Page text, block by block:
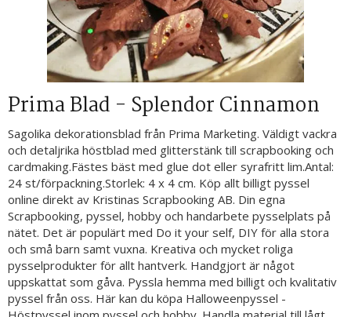
Prima Blad - Splendor Cinnamon
Sagolika dekorationsblad från Prima Marketing. Väldigt vackra
och detaljrika höstblad med glitterstänk till scrapbooking och
cardmaking.Fästes bäst med glue dot eller syrafritt lim.Antal:
24 st/förpackning.Storlek: 4 x 4 cm. Köp allt billigt pyssel
online direkt av Kristinas Scrapbooking AB. Din egna
Scrapbooking, pyssel, hobby och handarbete pysselplats på
nätet. Det är populärt med Do it your self, DIY för alla stora
och små barn samt vuxna. Kreativa och mycket roliga
pysselprodukter för allt hantverk. Handgjort är något
uppskattat som gåva. Pyssla hemma med billigt och kvalitativ
pyssel från oss. Här kan du köpa Halloweenpyssel -